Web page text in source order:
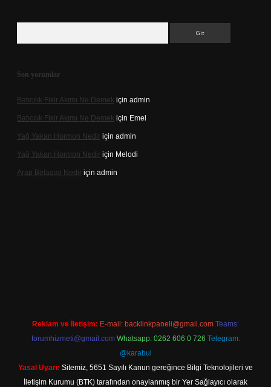
Son yorumlar
Batıcılık Fikir Akımı Ne Demek için admin
Batıcılık Fikir Akımı Ne Demek için Emel
Yağ Yakan Hormon Nedir için admin
Yağ Yakan Hormon Nedir için Melodi
Arap Belagati Nedir için admin
Reklam ve İletişim: E-mail: backlinkpaneli@gmail.com Teams:
forumhizmeti@gmail.com Whatsapp: 0262 606 0 726 Telegram:
@karabul
Yasal Uyarı: Sitemiz, 5651 Sayılı Kanun gereğince Bilgi Teknolojileri ve
İletişim Kurumu (BTK) tarafından onaylanmış bir Yer Sağlayıcı olarak